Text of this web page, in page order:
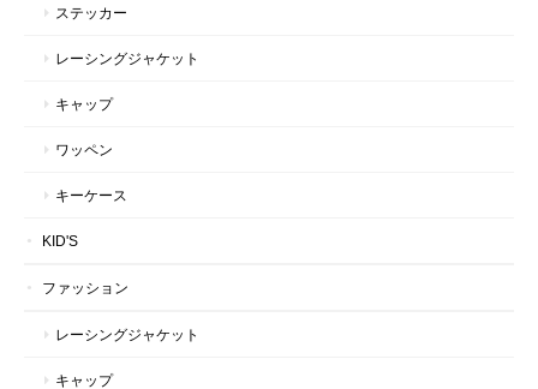
ステッカー
レーシングジャケット
キャップ
ワッペン
キーケース
KID'S
ファッション
レーシングジャケット
キャップ